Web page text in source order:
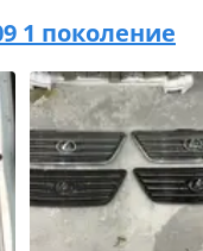
1 поколение